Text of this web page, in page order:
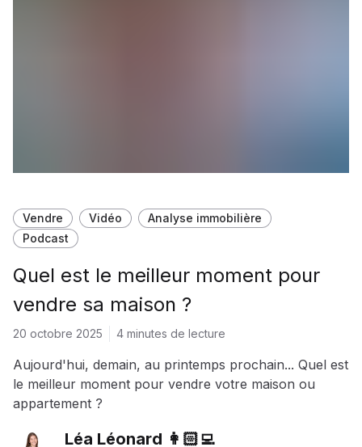
Vendre Vidéo
Analyse immobilière
Podcast
Quel est le meilleur moment pour
vendre sa maison ?
20 octobre 2025 4 minutes de lecture
Aujourd'hui, demain, au printemps prochain... Quel est
le meilleur moment pour vendre votre maison ou
appartement ?
Léa Léonard 👩🏻‍💻